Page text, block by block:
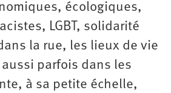
écologiques,
LGBT, solidarité
la rue, les lieux de vie
parfois dans les
à sa petite échelle,